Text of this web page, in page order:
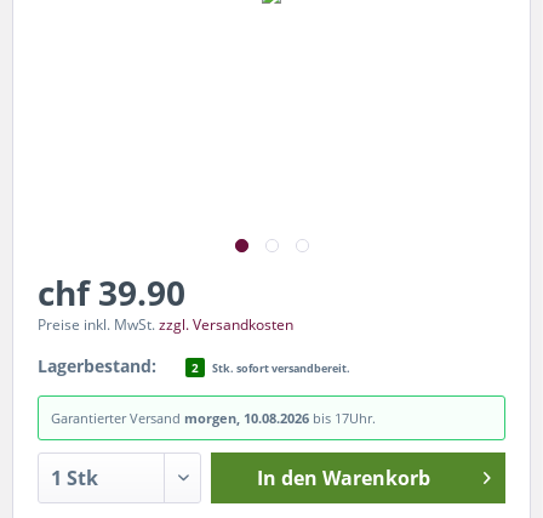
chf 39.90
Preise inkl. MwSt.zzgl. Versandkosten
Lagerbestand: 2 Stk. sofort versandbereit.
Garantierter Versand morgen, 10.08.2026 bis 17Uhr.
In den Warenkorb